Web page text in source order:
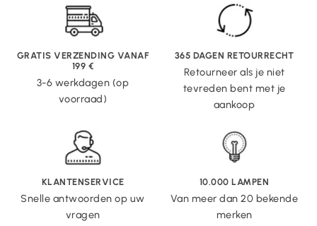
GRATIS VERZENDING VANAF
199 €
3-6 werkdagen (op
voorraad)
365 DAGEN RETOURRECHT
Retourneer als je niet
tevreden bent met je
aankoop
KLANTENSERVICE
Snelle antwoorden op uw
vragen
10.000 LAMPEN
Van meer dan 20 bekende
merken